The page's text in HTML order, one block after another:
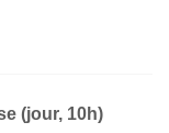
(jour, 10h)